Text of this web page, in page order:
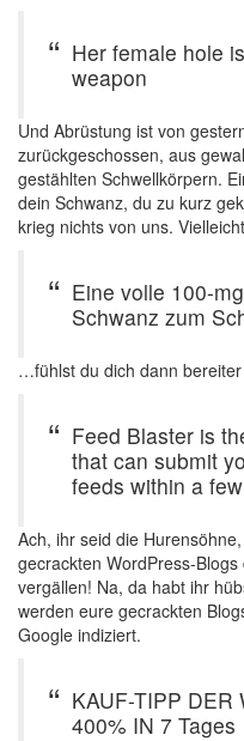
Her female hole
weapon
Und Abrüstung ist von
zurückgeschossen, aus
gestählten Schwellkörpern.
dein Schwanz, du zu kurz
krieg nichts von uns.
Eine volle 100-
Schwanz zum
…fühlst du dich dann
Feed Blaster is
that can submit
feeds within a
Ach, ihr seid die
gecrackten WordPress-
vergällen! Na, da habt ihr
werden eure gecrackten
Google indiziert.
KAUF-TIPP DER
400% IN 7 Tages